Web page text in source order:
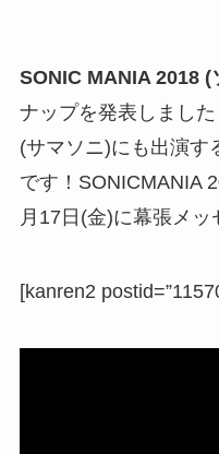
SONIC MANIA 2018 (
ナップを発表しまし
(サマソニ)にも出演す
です！SONICMANIA
月17日(金)に幕張メッ
[kanren2